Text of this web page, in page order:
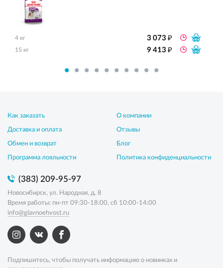
4 кг 3 073₽
15 кг 9 413₽
Как заказать
Доставка и оплата
Обмен и возврат
Программа лояльности
О компании
Отзывы
Блог
Политика конфиденциальности
(383) 209-95-97
Новосибирск, ул. Народная, д. 8
Время работы: пн-пт 09:30-18:00, сб 10:00-14:00
info@glavnoehvost.ru
Подпишитесь, чтобы получать информацию о новинках и